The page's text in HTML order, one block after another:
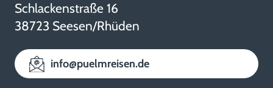
Schlackenstraße 16
38723 Seesen/Rhüden
info@puelmreisen.de